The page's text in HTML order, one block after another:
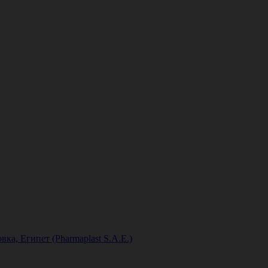
Египет (Pharmaplast S.A.E.)